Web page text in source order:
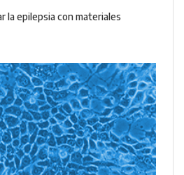
la epilepsia con materiales